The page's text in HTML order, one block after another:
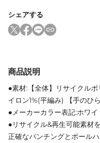
シェアする
商品説明
●素材:【全体】リサイクル
イロン1%(平編み) 【手のひ
●メーカーカラー表記:ホワ
●リサイクル&再生可能素材
正確なパンチングとボール